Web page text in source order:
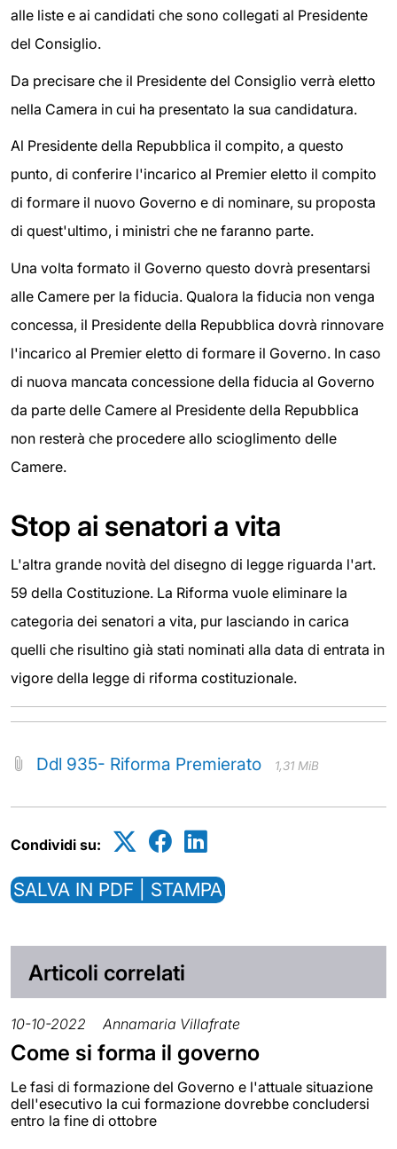
alle liste e ai candidati che sono collegati al Presidente
del Consiglio.
Da precisare che il Presidente del Consiglio verrà eletto
nella Camera in cui ha presentato la sua candidatura.
Al Presidente della Repubblica il compito, a questo
punto, di conferire l'incarico al Premier eletto il compito
di formare il nuovo Governo e di nominare, su proposta
di quest'ultimo, i ministri che ne faranno parte.
Una volta formato il Governo questo dovrà presentarsi
alle Camere per la fiducia. Qualora la fiducia non venga
concessa, il Presidente della Repubblica dovrà rinnovare
l'incarico al Premier eletto di formare il Governo. In caso
di nuova mancata concessione della fiducia al Governo
da parte delle Camere al Presidente della Repubblica
non resterà che procedere allo scioglimento delle
Camere.
Stop ai senatori a vita
L'altra grande novità del disegno di legge riguarda l'art.
59 della Costituzione. La Riforma vuole eliminare la
categoria dei senatori a vita, pur lasciando in carica
quelli che risultino già stati nominati alla data di entrata in
vigore della legge di riforma costituzionale.
Ddl 935- Riforma Premierato 1,31 MiB
Condividi su:
SALVA IN PDF | STAMPA
Articoli correlati
10-10-2022 Annamaria Villafrate
Come si forma il governo
Le fasi di formazione del Governo e l'attuale situazione
dell'esecutivo la cui formazione dovrebbe concludersi
entro la fine di ottobre